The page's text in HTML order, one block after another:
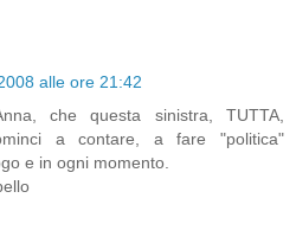
alle ore 21:42
che questa sinistra, TUTTA,
a contare, a fare "politica"
e in ogni momento.